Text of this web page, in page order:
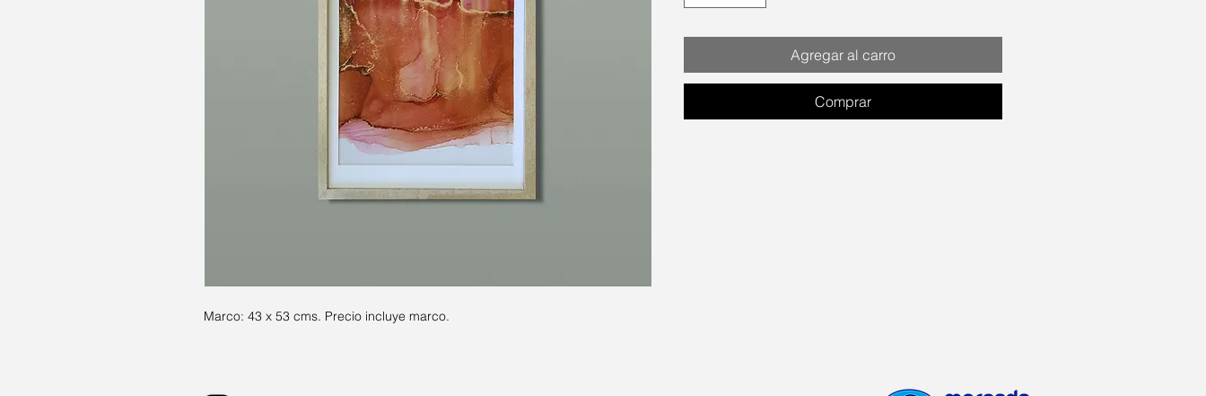
Marco: 43 x 53 cms. Precio incluye marco.
Agregar al carro
Comprar